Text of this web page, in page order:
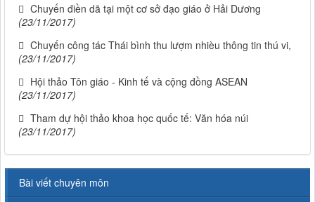
Chuyến điền dã tại một cơ sở đạo giáo ở Hải Dương
(23/11/2017)
Chuyến công tác Thái bình thu lượm nhièu thông tin thú vi,
(23/11/2017)
Hội thảo Tôn giáo - Kinh tế và cộng đồng ASEAN
(23/11/2017)
Tham dự hội thảo khoa học quốc tế: Văn hóa núi
(23/11/2017)
Bài viết chuyên môn